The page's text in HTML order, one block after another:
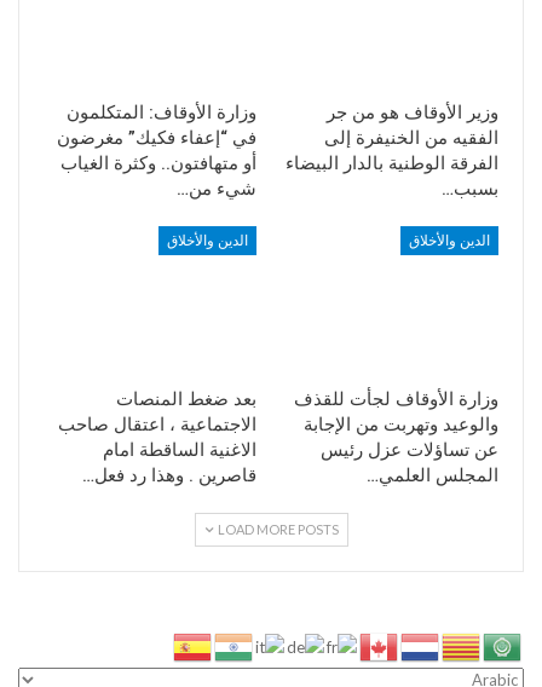
وزير الأوقاف هو من جر
الفقيه من الخنيفرة إلى
الفرقة الوطنية بالدار البيضاء
بسبب…
وزارة الأوقاف: المتكلمون
في “إعفاء فكيك” مغرضون
أو متهافتون.. وكثرة الغياب
شيء من…
الدين والأخلاق
وزارة الأوقاف لجأت للقذف
والوعيد وتهربت من الإجابة
عن تساؤلات عزل رئيس
المجلس العلمي…
الدين والأخلاق
بعد ضغط المنصات
الاجتماعية ، اعتقال صاحب
الاغنية الساقطة امام
قاصرين . وهذا رد فعل…
LOAD MORE POSTS